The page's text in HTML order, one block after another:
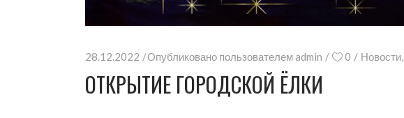
28.12.2022 Опубликовано пользователемadmin 0 Новости,
ОТКРЫТИЕ ГОРОДСКОЙ ЁЛКИ